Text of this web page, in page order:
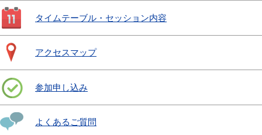
タイムテーブル・セッション内容
アクセスマップ
参加申し込み
よくあるご質問